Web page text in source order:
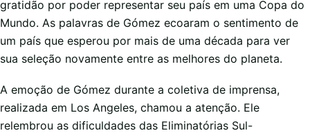
gratidão por poder representar seu país em uma Copa do
Mundo. As palavras de Gómez ecoaram o sentimento de
um país que esperou por mais de uma década para ver
sua seleção novamente entre as melhores do planeta.
A emoção de Gómez durante a coletiva de imprensa,
realizada em Los Angeles, chamou a atenção. Ele
relembrou as dificuldades das Eliminatórias Sul-